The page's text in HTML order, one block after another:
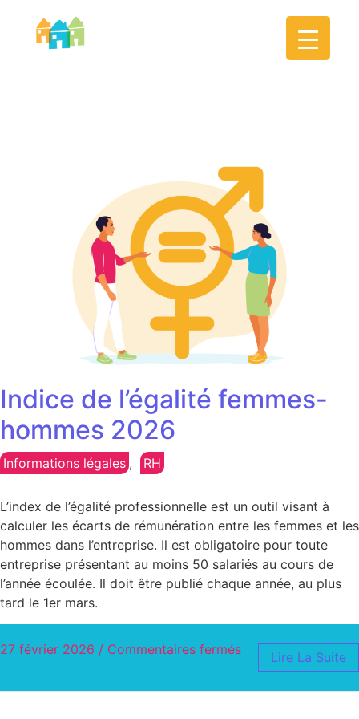
Indice de l’égalité femmes-
hommes 2026
Informations légales , RH
L’index de l’égalité professionnelle est un outil visant à
calculer les écarts de rémunération entre les femmes et les
hommes dans l’entreprise. Il est obligatoire pour toute
entreprise présentant au moins 50 salariés au cours de
l’année écoulée. Il doit être publié chaque année, au plus
tard le 1er mars.
27 février 2026 / Commentaires fermés Lire La Suite